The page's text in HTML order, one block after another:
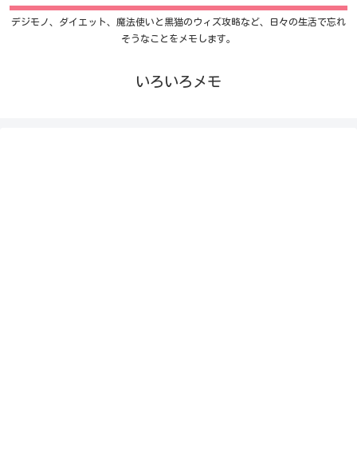
デジモノ、ダイエット、魔法使いと黒猫のウィズ攻略など、日々の生活で忘れ
そうなことをメモします。
いろいろメモ